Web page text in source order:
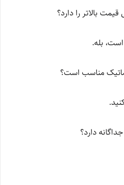
بالاتر را دارد؟
بله.
مناسب است؟
دارد؟